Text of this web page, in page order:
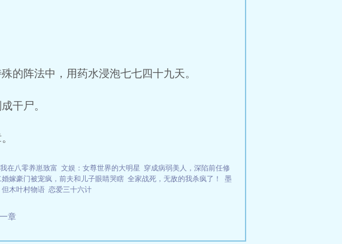
的阵法中，用药水浸泡七七四十九天。
干尸。
在八零养崽致富 文娱：女尊世界的大明星 穿成病弱美人，深陷前任修
婚嫁豪门被宠疯，前夫和儿子眼睛哭瞎 全家战死，无敌的我杀疯了！
墨
但木叶村物语 恋爱三十六计
章